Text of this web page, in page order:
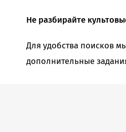
Не разбирайте
Для удобства поисков
дополнительные